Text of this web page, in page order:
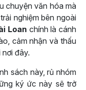
chuyện văn hóa mà
nghiệm bên ngoài
Loan chính là cánh
cảm nhận và thấu
đây.
sách này, rủ nhóm
ký ức này sẽ trở